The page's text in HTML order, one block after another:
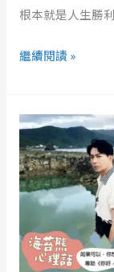
根本就是人生勝
的
條
件》
繼續閱讀 »
｜
如
果
可
你
想